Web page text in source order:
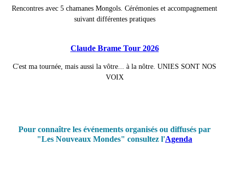
Rencontres avec 5 chamanes Mongols. Cérémonies et accompagnement
suivant différentes pratiques
Claude Brame Tour 2026
C'est ma tournée, mais aussi la vôtre... à la nôtre. UNIES SONT NOS
VOIX
Pour connaître les événements organisés ou diffusés par
"Les Nouveaux Mondes" consultez l'Agenda